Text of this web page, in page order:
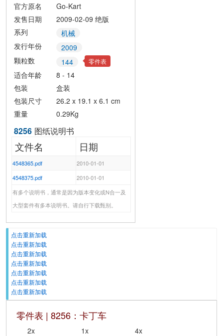
官方原名
Go-Kart
发售日期
2009-02-09 绝版
系列
机械
发行年份
2009
颗粒数
144 零件表
适合年龄
8 - 14
包装
盒装
包装尺寸
26.2 x 19.1 x 6.1 cm
重量
0.29Kg
8256 图纸说明书
文件名 日期
4548365.pdf
2010-01-01
4548375.pdf
2010-01-01
有多个说明书，通常是因为版本变化或N合一及
大型套件有多本说明书。请自行下载甄别。
点击重新加载
点击重新加载
点击重新加载
点击重新加载
点击重新加载
点击重新加载
点击重新加载
零件表 | 8256：卡丁车
2x 1x 4x